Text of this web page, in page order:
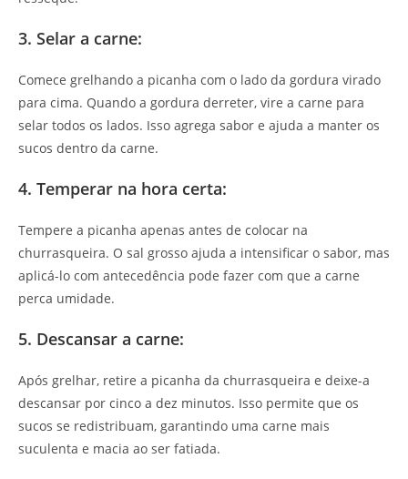
3. Selar a carne:
Comece grelhando a picanha com o lado da gordura virado
para cima. Quando a gordura derreter, vire a carne para
selar todos os lados. Isso agrega sabor e ajuda a manter os
sucos dentro da carne.
4. Temperar na hora certa:
Tempere a picanha apenas antes de colocar na
churrasqueira. O sal grosso ajuda a intensificar o sabor, mas
aplicá-lo com antecedência pode fazer com que a carne
perca umidade.
5. Descansar a carne:
Após grelhar, retire a picanha da churrasqueira e deixe-a
descansar por cinco a dez minutos. Isso permite que os
sucos se redistribuam, garantindo uma carne mais
suculenta e macia ao ser fatiada.